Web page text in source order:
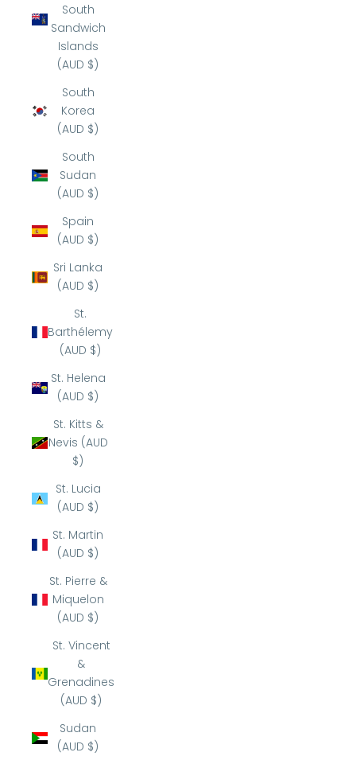
South
Sandwich
Islands
(AUD $)
South
Korea
(AUD $)
South
Sudan
(AUD $)
Spain
(AUD $)
Sri Lanka
(AUD $)
St.
Barthélemy
(AUD $)
St. Helena
(AUD $)
St. Kitts &
Nevis (AUD
$)
St. Lucia
(AUD $)
St. Martin
(AUD $)
St. Pierre &
Miquelon
(AUD $)
St. Vincent
&
Grenadines
(AUD $)
Sudan
(AUD $)